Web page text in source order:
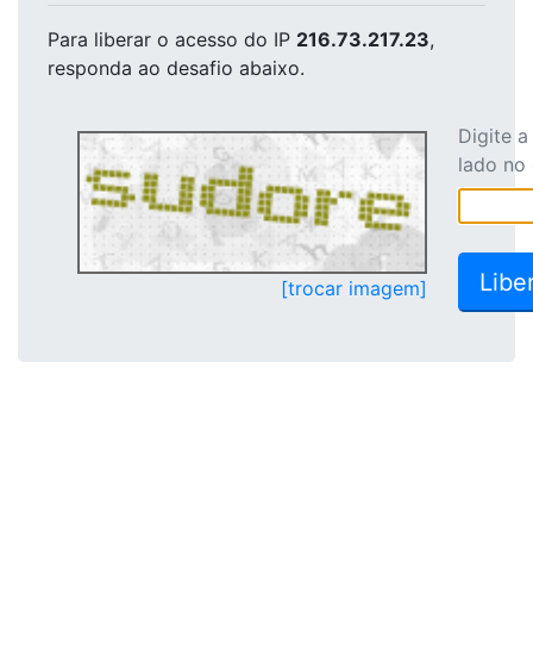
Para liberar o acesso do IP 216.73.217.23,
responda ao desafio abaixo.
[trocar imagem]
Digite
lado no